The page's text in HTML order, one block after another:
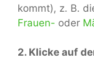
kommt), z. B.
Frauen- oder
2. Klicke auf